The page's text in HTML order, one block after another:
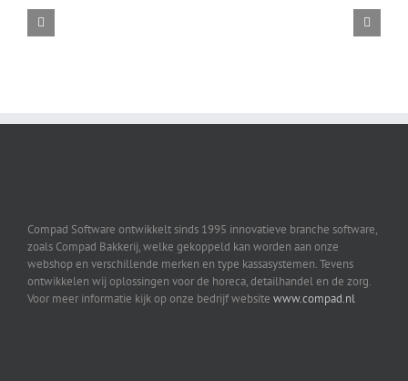
Compad Software ontwikkelt sinds 1995 innovatieve branche software,
zoals Compad Bakkerij, welke gekoppeld kan worden aan onze
webshop en verschillende merken en type kassasystemen. Tevens
ontwikkelen wij oplossingen voor de horeca, detailhandel en de zorg.
Voor meer informatie kijk op onze bedrijf website www.compad.nl